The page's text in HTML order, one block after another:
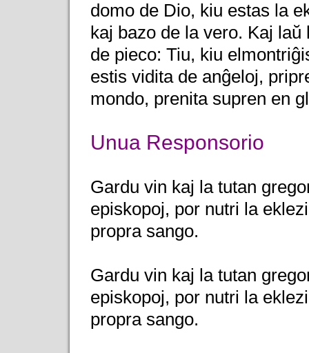
domo de Dio, kiu estas la
kaj bazo de la vero. Kaj
de pieco: Tiu, kiu
estis vidita de anĝeloj,
mondo, prenita supren en
Unua Responsorio
Gardu vin kaj la tutan
episkopoj, por nutri la
propra sango.
Gardu vin kaj la tutan
episkopoj, por nutri la
propra sango.